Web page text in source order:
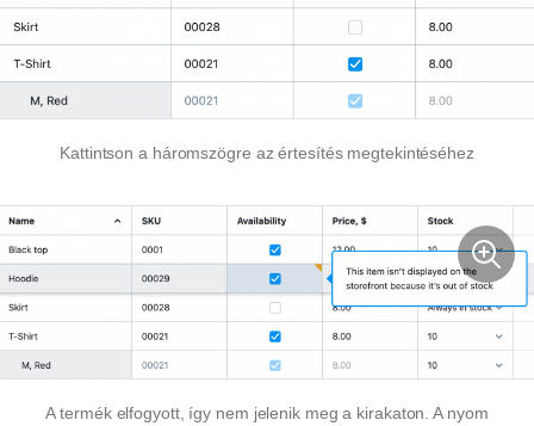
Kattintson a háromszögre az értesítés megtekintéséhez
A termék elfogyott, így nem jelenik meg a kirakaton. A nyom